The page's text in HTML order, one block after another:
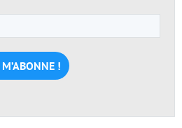
e-
mail
*